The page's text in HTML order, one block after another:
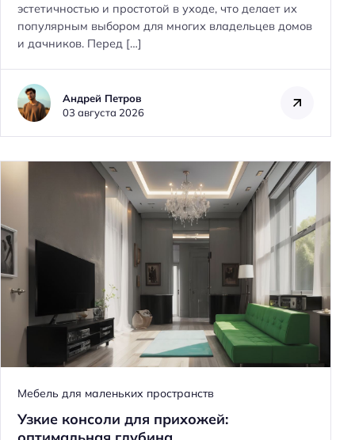
эстетичностью и простотой в уходе, что делает их
популярным выбором для многих владельцев домов
и дачников. Перед […]
Андрей Петров
03 августа 2026
Мебель для маленьких пространств
Узкие консоли для прихожей: